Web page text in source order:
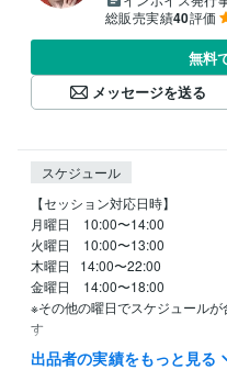
総販売実績40評価
無料
メッセージを送る
スケジュール
【セッション対応日時】
月曜日　10:00〜14:00
火曜日　10:00〜13:00
木曜日   14:00〜22:00
金曜日　14:00〜18:00
※その他の曜日でスケジュール
す
待機中になってない限り急なご
事前のご予約をお勧め致します
出品者の実績をもっと見る